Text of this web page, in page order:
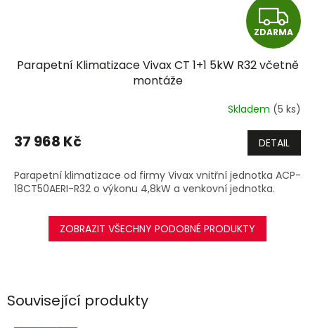
Související produkty
Z
D
A
R
M
A
ZDARMA
Parapetní Klimatizace Vivax CT 1+1 5kW R32 včetně
montáže
Skladem (5 ks)
37 968 Kč DETAIL
Parapetní klimatizace od firmy Vivax vnitřní jednotka ACP-
18CT50AERI-R32 o výkonu 4,8kW a venkovní jednotka.
ZOBRAZIT VŠECHNY PODOBNÉ PRODUKTY